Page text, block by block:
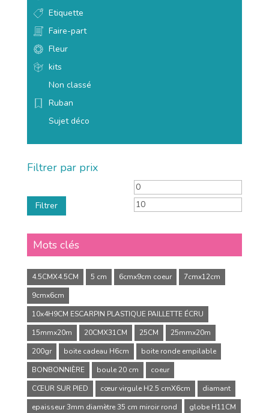
Etiquette
Faire-part
Fleur
kits
Non classé
Ruban
Sujet déco
Filtrer par prix
Filtrer
Mots clés
4.5CMX4.5CM 5 cm 6cmx9cm coeur
7cmx12cm
9cmx6cm
10x4H9CM ESCARPIN PLASTIQUE PAILLETTE ÉCRU
15mmx20m
20CMX31CM 25CM
25mmx20m
200gr
boite cadeau H6cm
boite ronde empilable
BONBONNIÈRE
boule 20 cm
coeur
CŒUR SUR PIED
cœur virgule H2.5 cmX6cm
diamant
epaisseur 3mm diamètre 35 cm miroir rond
globe H11CM